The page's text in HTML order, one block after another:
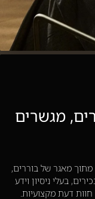
מגשרים
מתוך מאגר של בוררים,
בעלי ניסיון וידע
דעת מקצועיות.